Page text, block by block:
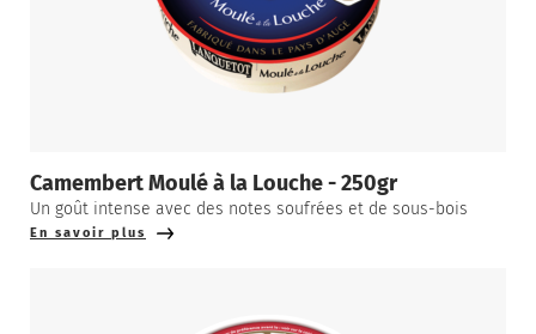
Camembert Moulé à la Louche - 250gr
Un goût intense avec des notes soufrées et de sous-bois
En savoir plus